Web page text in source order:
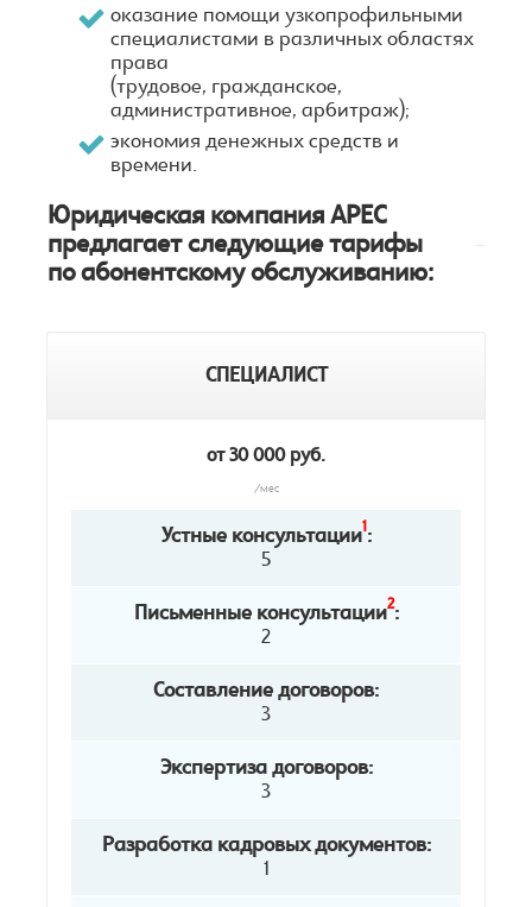
оказание помощи узкопрофильными
специалистами в различных областях
права
(трудовое, гражданское,
административное, арбитраж);
экономия денежных средств и
времени.
Юридическая компания АРЕС
предлагает следующие тарифы
по абонентскому обслуживанию:
СПЕЦИАЛИСТ
от 30 000 руб.
/мес
Устные консультации1:
5
Письменные консультации2:
2
Составление договоров:
3
Экспертиза договоров:
3
Разработка кадровых документов:
1